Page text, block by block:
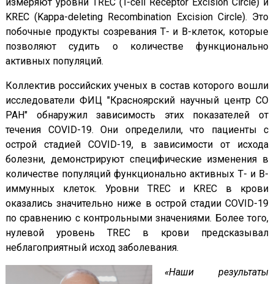
KREC (Kappa-deleting Recombination Excision Circle). Это
побочные продукты созревания Т- и В-клеток, которые
позволяют судить о количестве функционально
активных популяций.
Коллектив российских ученых в состав которого вошли
исследователи ФИЦ "Красноярский научный центр СО
РАН" обнаружил зависимость этих показателей от
течения COVID-19. Они определили, что пациенты с
острой стадией COVID-19, в зависимости от исхода
болезни, демонстрируют специфические изменения в
количестве популяций функционально активных Т- и В-
иммунных клеток. Уровни TREC и KREC в крови
оказались значительно ниже в острой стадии COVID-19
по сравнению с контрольными значениями. Более того,
нулевой уровень TREC в крови предсказывал
неблагоприятный исход заболевания.
«Наши результаты